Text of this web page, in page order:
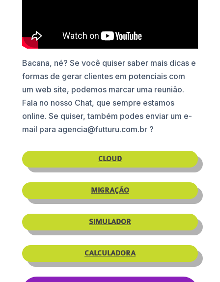
Bacana, né? Se você quiser saber mais dicas e
formas de gerar clientes em potenciais com
um web site, podemos marcar uma reunião.
Fala no nosso Chat, que sempre estamos
online. Se quiser, também podes enviar um e-
mail para agencia@futturu.com.br ?
CLOUD
MIGRAÇÃO
SIMULADOR
CALCULADORA